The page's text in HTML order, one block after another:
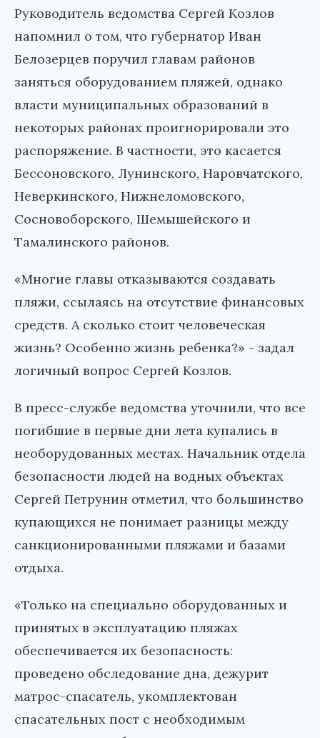
Руководитель ведомства Сергей Козлов
напомнил о том, что губернатор Иван
Белозерцев поручил главам районов
заняться оборудованием пляжей, однако
власти муниципальных образований в
некоторых районах проигнорировали это
распоряжение. В частности, это касается
Бессоновского, Лунинского, Наровчатского,
Неверкинского, Нижнеломовского,
Сосновоборского, Шемышейского и
Тамалинского районов.
«Многие главы отказываются создавать
пляжи, ссылаясь на отсутствие финансовых
средств. А сколько стоит человеческая
жизнь? Особенно жизнь ребенка?» - задал
логичный вопрос Сергей Козлов.
В пресс-службе ведомства уточнили, что все
погибшие в первые дни лета купались в
необорудованных местах. Начальник отдела
безопасности людей на водных объектах
Сергей Петрунин отметил, что большинство
купающихся не понимает разницы между
санкционированными пляжами и базами
отдыха.
«Только на специально оборудованных и
принятых в эксплуатацию пляжах
обеспечивается их безопасность:
проведено обследование дна, дежурит
матрос-спасатель, укомплектован
спасательных пост с необходимым